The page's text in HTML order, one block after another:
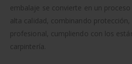
embalaje se convierte en un
alta calidad, combinando
profesional, cumpliendo con los
carpintería.